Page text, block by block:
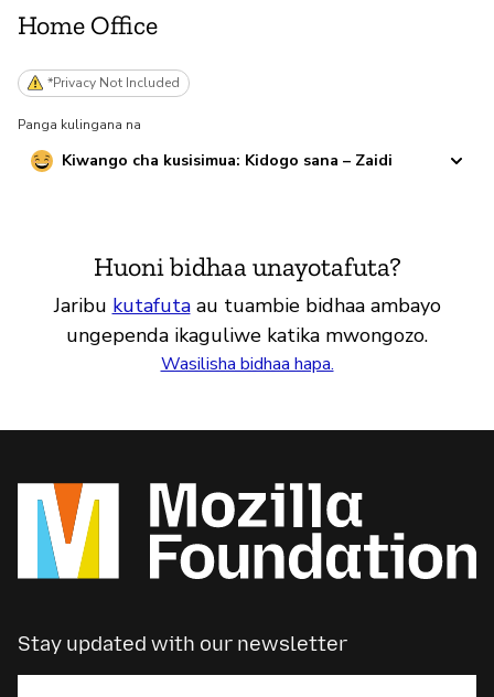
Home Office
*Privacy Not Included
Panga kulingana na
Kiwango cha kusisimua: Kidogo sana – Zaidi
Huoni bidhaa unayotafuta?
Jaribu kutafutaau tuambie bidhaa ambayo
ungependa ikaguliwe katika mwongozo.
Wasilisha bidhaa hapa.
Stay updated with our newsletter